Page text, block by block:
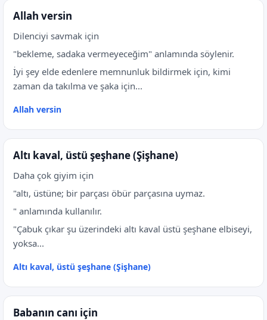
Allah versin
Dilenciyi savmak için
"bekleme, sadaka vermeyeceğim" anlamında söylenir.
İyi şey elde edenlere memnunluk bildirmek için, kimi
zaman da takılma ve şaka için...
Allah versin
Altı kaval, üstü şeşhane (Şişhane)
Daha çok giyim için
"altı, üstüne; bir parçası öbür parçasına uymaz.
" anlamında kullanılır.
"Çabuk çıkar şu üzerindeki altı kaval üstü şeşhane elbiseyi,
yoksa...
Altı kaval, üstü şeşhane (Şişhane)
Babanın canı için